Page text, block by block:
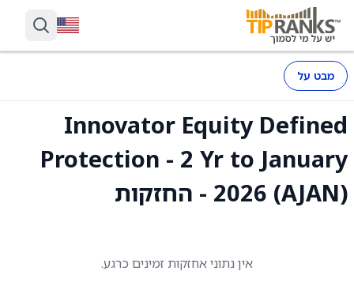
מבט על
Innovator Equity Defined
Protection - 2 Yr to January
2026 (AJAN) - החזקות
אין נתוני אחזקות זמינים כרגע.